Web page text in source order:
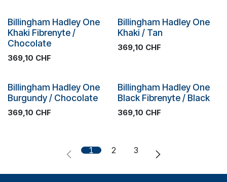
Plus de stock
Billingham Hadley One
Khaki Fibrenyte /
Chocolate
369,10 CHF
Plus de stock
Billingham Hadley One
Khaki / Tan
369,10 CHF
Plus de stock
Billingham Hadley One
Burgundy / Chocolate
369,10 CHF Plus de stock
Billingham Hadley One
Black Fibrenyte / Black
369,10 CHF
1 2 3